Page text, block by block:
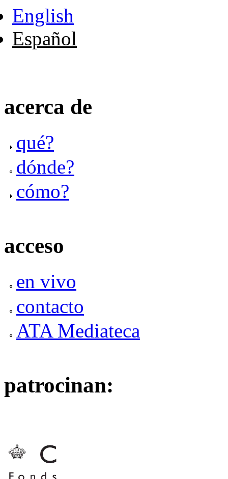
English
Español
acerca de
qué?
dónde?
cómo?
acceso
en vivo
contacto
ATA Mediateca
patrocinan: